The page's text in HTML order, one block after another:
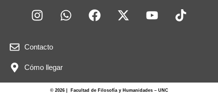
Contacto
Cómo llegar
© 2026 | Facultad de Filosofía y Humanidades – UNC